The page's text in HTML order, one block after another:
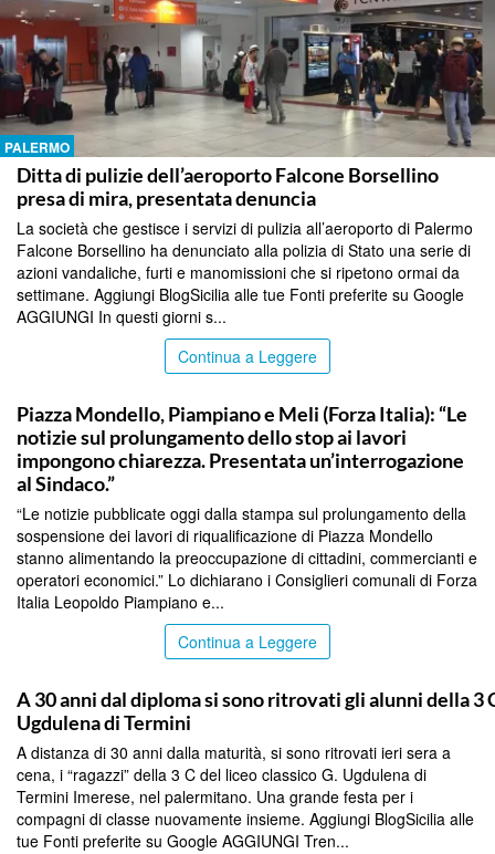
PALERMO
Ditta di pulizie dell’aeroporto Falcone Borsellino
presa di mira, presentata denuncia
La società che gestisce i servizi di pulizia all’aeroporto di Palermo
Falcone Borsellino ha denunciato alla polizia di Stato una serie di
azioni vandaliche, furti e manomissioni che si ripetono ormai da
settimane. Aggiungi BlogSicilia alle tue Fonti preferite su Google
AGGIUNGI In questi giorni s...
Continua a Leggere
Piazza Mondello, Piampiano e Meli (Forza Italia): “Le
notizie sul prolungamento dello stop ai lavori
impongono chiarezza. Presentata un’interrogazione
al Sindaco.”
“Le notizie pubblicate oggi dalla stampa sul prolungamento della
sospensione dei lavori di riqualificazione di Piazza Mondello
stanno alimentando la preoccupazione di cittadini, commercianti e
operatori economici.” Lo dichiarano i Consiglieri comunali di Forza
Italia Leopoldo Piampiano e...
Continua a Leggere
A 30 anni dal diploma si sono ritrovati gli alunni della 3
Ugdulena di Termini
A distanza di 30 anni dalla maturità, si sono ritrovati ieri sera a
cena, i “ragazzi” della 3 C del liceo classico G. Ugdulena di
Termini Imerese, nel palermitano. Una grande festa per i
compagni di classe nuovamente insieme. Aggiungi BlogSicilia alle
tue Fonti preferite su Google AGGIUNGI Tren...